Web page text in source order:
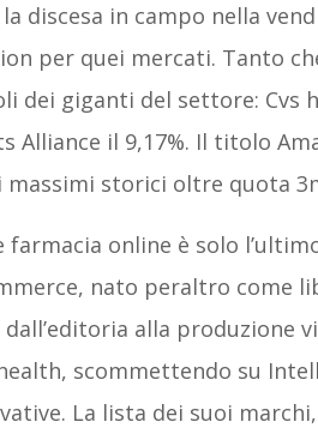
discesa in campo nella
per quei mercati. Tanto
dei giganti del settore: Cvs
Alliance il 9,17%. Il titolo
massimi storici oltre quota
online è solo
nato peraltro come
alla produzione
scommettendo su
La lista dei suoi